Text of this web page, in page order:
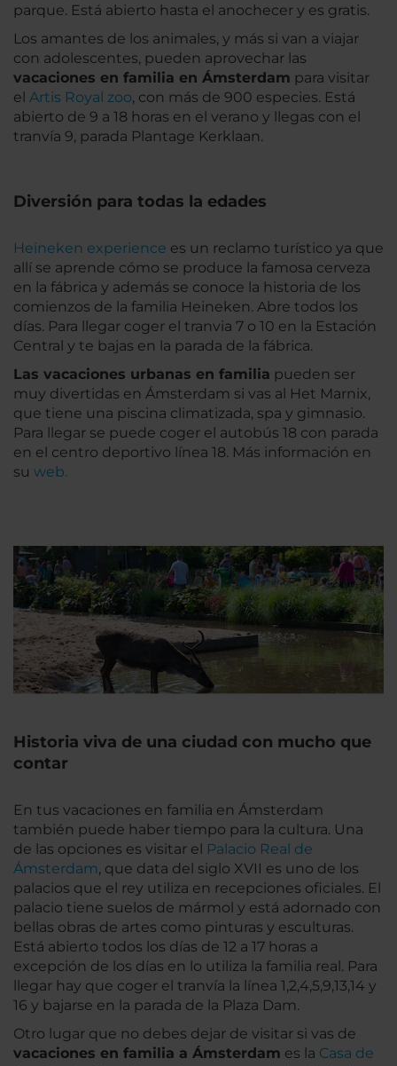
parque. Está abierto hasta el anochecer y es gratis.
Los amantes de los animales, y más si van a viajar
con adolescentes, pueden aprovechar las
vacaciones en familia en Ámsterdam para visitar
el Artis Royal zoo, con más de 900 especies. Está
abierto de 9 a 18 horas en el verano y llegas con el
tranvía 9, parada Plantage Kerklaan.
Diversión para todas la edades
Heineken experience es un reclamo turístico ya que
allí se aprende cómo se produce la famosa cerveza
en la fábrica y además se conoce la historia de los
comienzos de la familia Heineken. Abre todos los
días. Para llegar coger el tranvia 7 o 10 en la Estación
Central y te bajas en la parada de la fábrica.
Las vacaciones urbanas en familia pueden ser
muy divertidas en Ámsterdam si vas al Het Marnix,
que tiene una piscina climatizada, spa y gimnasio.
Para llegar se puede coger el autobús 18 con parada
en el centro deportivo línea 18. Más información en
su web.
Historia viva de una ciudad con mucho que
contar
En tus vacaciones en familia en Ámsterdam
también puede haber tiempo para la cultura. Una
de las opciones es visitar el Palacio Real de
Ámsterdam, que data del siglo XVII es uno de los
palacios que el rey utiliza en recepciones oficiales. El
palacio tiene suelos de mármol y está adornado con
bellas obras de artes como pinturas y esculturas.
Está abierto todos los días de 12 a 17 horas a
excepción de los días en lo utiliza la familia real. Para
llegar hay que coger el tranvía la línea 1,2,4,5,9,13,14 y
16 y bajarse en la parada de la Plaza Dam.
Otro lugar que no debes dejar de visitar si vas de
vacaciones en familia a Ámsterdam es la Casa de